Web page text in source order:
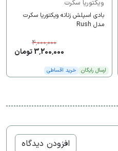
ویکتوریا سکرت
بادی اسپلش زنانه ویکتوریا سکرت
مدل Rush
4,000,000
3,200,000 تومان
ارسال رایگان خرید اقساطی
افزودن دیدگاه